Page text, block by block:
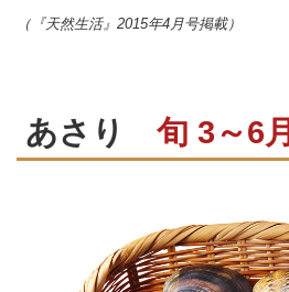
（『天然生活』2015年4月号掲載）
あさり 旬 3～6月